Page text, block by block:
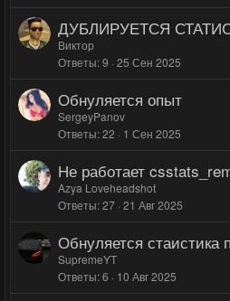
ДУБЛИРУЕТСЯ
Виктор
Ответы 9 25 Сен 2025
Обнуляется опыт
SergeyPanov
Ответы 22 1 Сен 2025
Не работает
Azya Loveheadshot
Ответы 27 21 Авг 2025
Обнуляется стаистика
SupremeYT
Ответы 6 10 Авг 2025